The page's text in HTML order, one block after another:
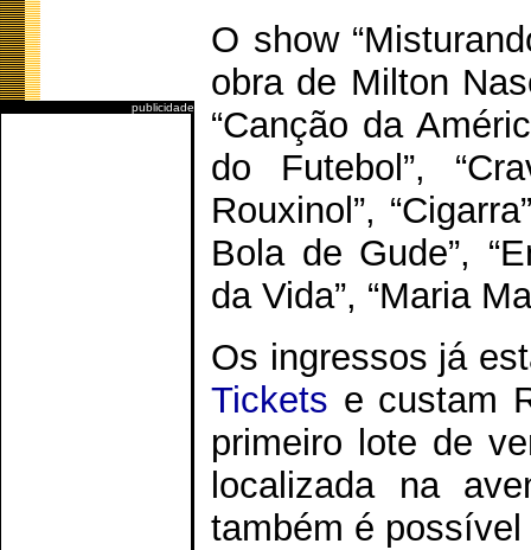
publicidade
O show
obra de Milton
“Canção da
do Futebol”,
Rouxinol”,
Bola de Gude”,
da Vida”, “Maria
Os ingressos já
Tickets e custam
primeiro lote de
localizada na
também é